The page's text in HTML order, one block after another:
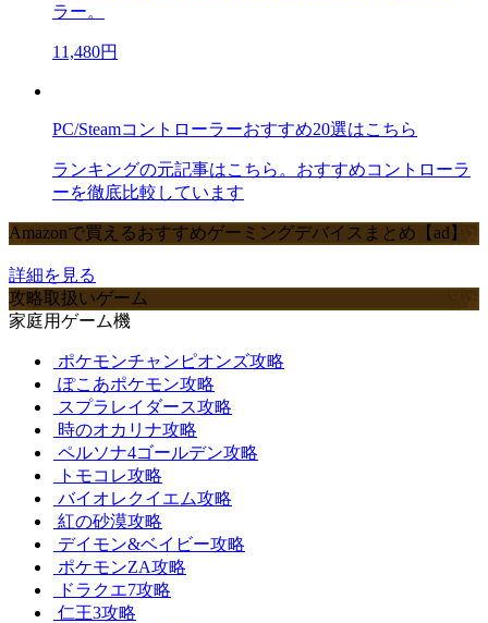
ラー。
11,480円
PC/Steamコントローラーおすすめ20選はこちら
ランキングの元記事はこちら。おすすめコントローラ
ーを徹底比較しています
Amazonで買えるおすすめゲーミングデバイスまとめ【ad】
詳細を見る
攻略取扱いゲーム
家庭用ゲーム機
ポケモンチャンピオンズ攻略
ぽこあポケモン攻略
スプラレイダース攻略
時のオカリナ攻略
ペルソナ4ゴールデン攻略
トモコレ攻略
バイオレクイエム攻略
紅の砂漠攻略
デイモン&ベイビー攻略
ポケモンZA攻略
ドラクエ7攻略
仁王3攻略